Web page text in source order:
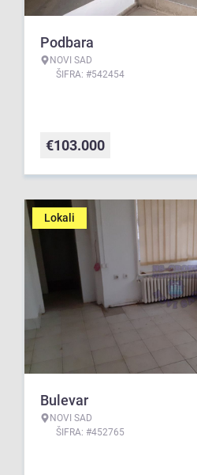
Podbara
NOVI SAD
ŠIFRA: #542454
€103.000
Lokali
Bulevar
NOVI SAD
ŠIFRA: #452765